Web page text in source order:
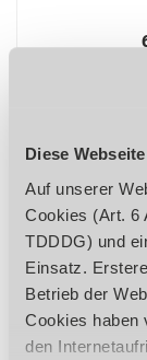
Diese
Auf unserer
Cookies (Art. 6
TDDDG) und
Einsatz.
Betrieb der
Cookies haben
den